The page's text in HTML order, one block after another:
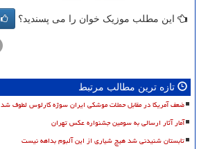
این مطلب موزیک خوان را می پسندید؟
تازه ترین مطالب مرتبط
ضعف آمریکا در مقابل حملات موشکی ایران سوژه کارلوس لطوف شد
آمار آثار ارسالی به سومین جشنواره عکس تهران
تابستان شنیدنی شد هیچ شیاری از این آلبوم بداهه نیست